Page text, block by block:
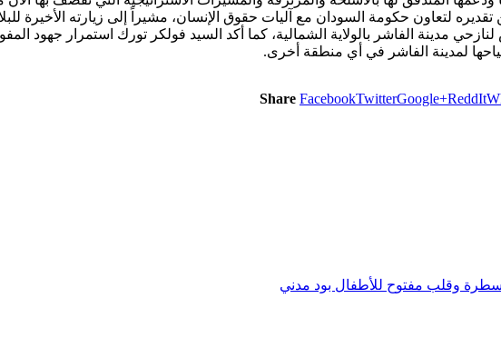
لتعاون حكومة السودان مع آليات حقوق الإنسان، مشيراً إلى زيارته الأخيرة
مدينة الفاشر بالولاية الشمالية، كما أكد السيد فولكر تورك استمرار جهود
لمدينة الفاشر في أي منطقة أخرى.
Share FacebookTwitterGoogle+ReddIt